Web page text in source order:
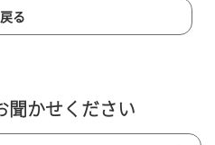
戻る
聞かせください